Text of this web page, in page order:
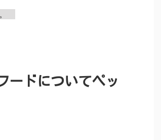
。
ードについてペッ